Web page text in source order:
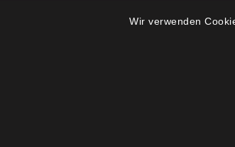
Wir verwenden